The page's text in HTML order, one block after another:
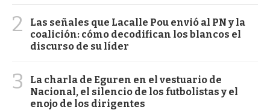
2
Las señales que Lacalle Pou envió al PN y la
coalición: cómo decodifican los blancos el
discurso de su líder
3
La charla de Eguren en el vestuario de
Nacional, el silencio de los futbolistas y el
enojo de los dirigentes